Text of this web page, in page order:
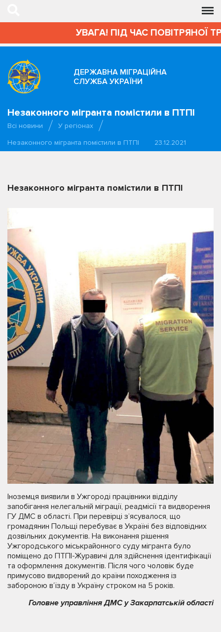
УВАГА! ПІД ЧАС ПОВІТРЯНОЇ
ДЕРЖАВНА МІГРАЦІЙНА
СЛУЖБА УКРАЇНИ
Незаконного мігранта помістили в ПТПІ
Всі новини
У регіонах
Незаконного мігранта помістили в ПТПІ
23.12.2021
Незаконного мігранта помістили в ПТПІ
Іноземця виявили в Ужгороді працівники відділу
запобігання нелегальній міграції, реадмісії та видворення
ГУ ДМС в області. При перевірці з’ясувалося, що
громадянин Польщі перебуває в Україні без відповідних
дозвільних документів. На виконання рішення
Ужгородського міськрайонного суду мігранта було
поміщено до ПТПІ-Журавичі для здійснення ідентифікації
та оформлення документів. Після чого чоловік буде
примусово видворений до країни походження із
забороною в’їзду в Україну строком на 5 років.
Головне управління ДМС у Закарпатській області